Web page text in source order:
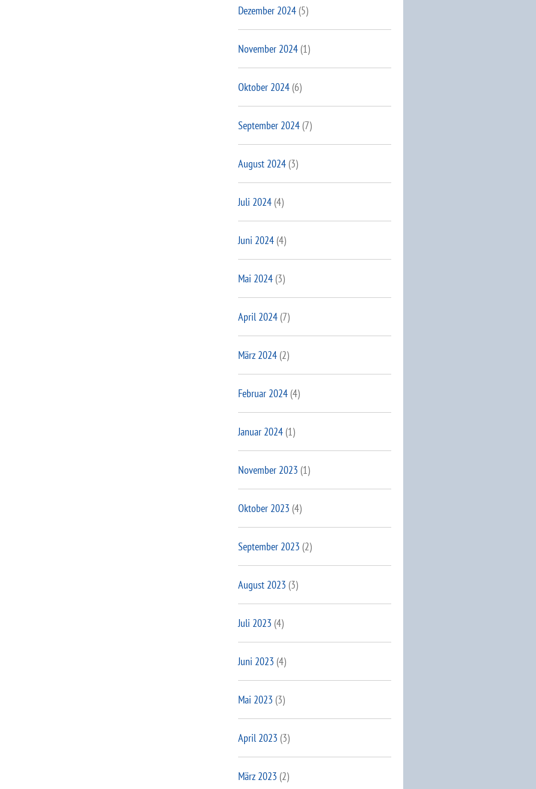
Dezember 2024(5)
November 2024(1)
Oktober 2024(6)
September 2024(7)
August 2024(3)
Juli 2024(4)
Juni 2024(4)
Mai 2024(3)
April 2024(7)
März 2024(2)
Februar 2024(4)
Januar 2024(1)
November 2023 (1)
Oktober 2023 (4)
September 2023 (2)
August 2023 (3)
Juli 2023 (4)
Juni 2023 (4)
Mai 2023 (3)
April 2023 (3)
März 2023 (2)